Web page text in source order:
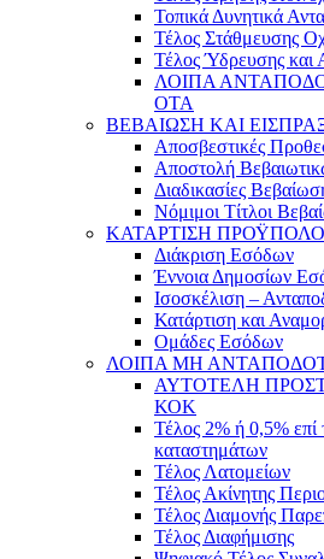
Τοπικά Δυνητικά
Τέλος Στάθμευσης
Τέλος Ύδρευσης και
ΛΟΙΠΑ
ΟΤΑ
ΒΕΒΑΙΩΣΗ ΚΑΙ
Αποσβεστικές
Αποστολή
Διαδικασίες
Νόμιμοι Τίτλοι
ΚΑΤΑΡΤΙΣΗ
Διάκριση Εσόδων
Έννοια Δημοσίων
Ισοσκέλιση –
Κατάρτιση και
Ομάδες Εσόδων
ΛΟΙΠΑ ΜΗ
ΑΥΤΟΤΕΛΗ
ΚΟΚ
Τέλος 2% ή 0,5%
καταστημάτων
Τέλος Λατομείων
Τέλος Ακίνητης
Τέλος Διαμονής
Τέλος Διαφήμισης